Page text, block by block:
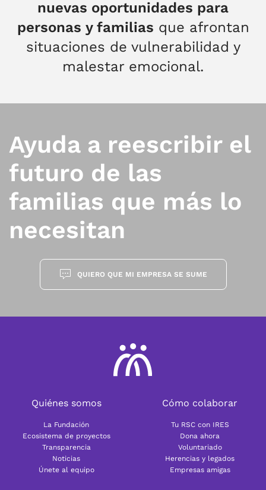
nuevas oportunidades para
personas y familias que afrontan
situaciones de vulnerabilidad y
malestar emocional.
Ayuda a reescribir el
futuro de las
familias que más lo
necesitan
QUIERO QUE MI EMPRESA SE SUME
Quiénes somos
La Fundación
Ecosistema de proyectos
Transparencia
Noticias
Únete al equipo
Cómo colaborar
Tu RSC con IRES
Dona ahora
Voluntariado
Herencias y legados
Empresas amigas